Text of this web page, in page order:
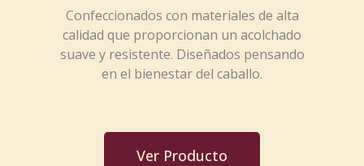
Confeccionados con materiales de alta
calidad que proporcionan un acolchado
suave y resistente. Diseñados pensando
en el bienestar del caballo.
Ver Producto